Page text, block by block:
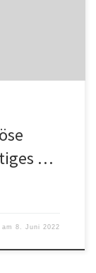
…
am8. Juni 2022